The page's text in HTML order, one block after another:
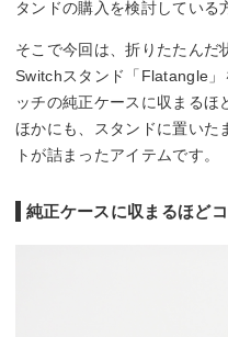
タンドの購入を検討している
そこで今回は、折りたたんだ
Switchスタンド「Flatangle
ッチの純正ケースに収まるほ
ほかにも、スタンドに置いた
トが詰まったアイテムです。
純正ケースに収まるほど